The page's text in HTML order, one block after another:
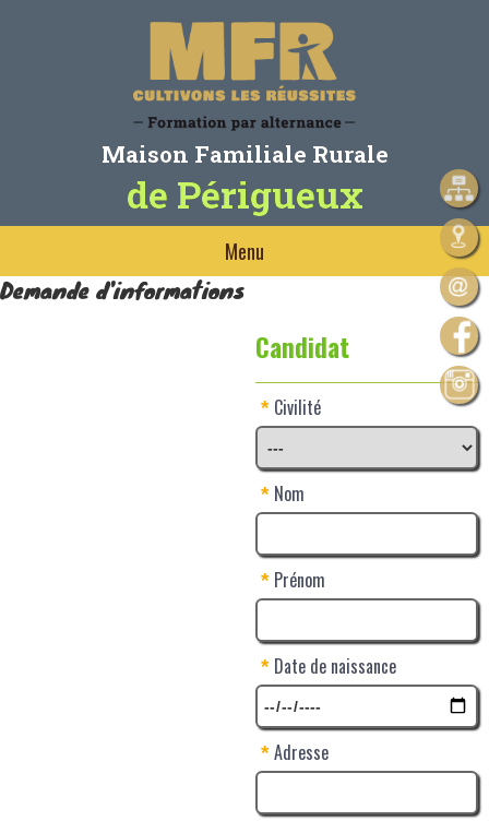
Maison Familiale Rurale
de Périgueux
Menu
Demande d'informations
Candidat
* Civilité
* Nom
* Prénom
* Date de naissance
* Adresse